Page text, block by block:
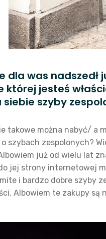
dla was
której jesteś
szyby
takowe można nabyć/ a
o szybach zespolonych?
już od wielu lat
jej strony internetowej
i bardzo dobre szyby
Albowiem te zakupy są